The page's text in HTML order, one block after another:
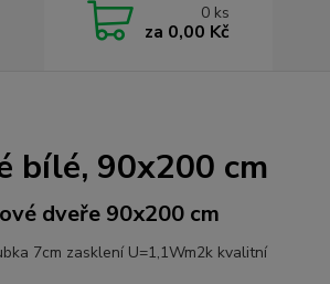
0 ks
za 0,00 Kč
bílé, 90x200 cm
dveře 90x200 cm
7cm zasklení U=1,1Wm2k kvalitní